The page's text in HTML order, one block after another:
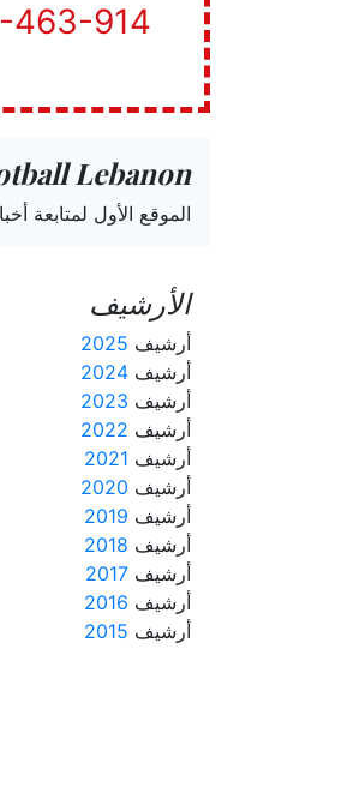
463-914
Lebanon
الموقع الأول لمتابعة
الأرشيف
أرشيف 2025
أرشيف 2024
أرشيف 2023
أرشيف 2022
أرشيف 2021
أرشيف 2020
أرشيف 2019
أرشيف 2018
أرشيف 2017
أرشيف 2016
أرشيف 2015